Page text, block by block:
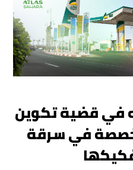
في قضية تكوين
في سرقة